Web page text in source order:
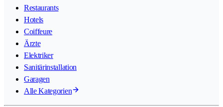
Restaurants
Hotels
Coiffeure
Ärzte
Elektriker
Sanitärinstallation
Garagen
Alle Kategorien